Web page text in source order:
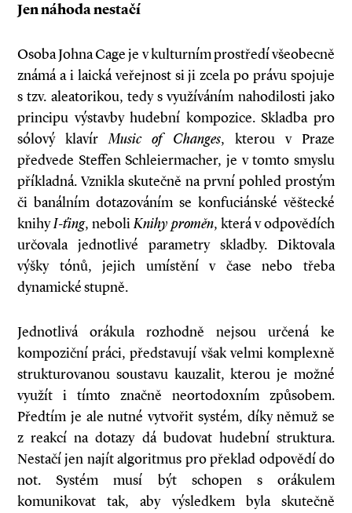
Jen náhoda nestačí
Osoba Johna Cage je v kulturním prostředí všeobecně
známá a i laická veřejnost si ji zcela po právu spojuje
s tzv. aleatorikou, tedy s využíváním nahodilosti jako
principu výstavby hudební kompozice. Skladba pro
sólový klavírMusic of Changes, kterou v Praze
předvede Steffen Schleiermacher, je v tomto smyslu
příkladná. Vznikla skutečně na první pohled prostým
či banálním dotazováním se konfuciánské věštecké
knihyI-ťing, neboliKnihy proměn, která v odpovědích
určovala jednotlivé parametry skladby. Diktovala
výšky tónů, jejich umístění v čase nebo třeba
dynamické stupně.
Jednotlivá orákula rozhodně nejsou určená ke
kompoziční práci, představují však velmi komplexně
strukturovanou soustavu kauzalit, kterou je možné
využít i tímto značně neortodoxním způsobem.
Předtím je ale nutné vytvořit systém, díky němuž se
z reakcí na dotazy dá budovat hudební struktura.
Nestačí jen najít algoritmus pro překlad odpovědí do
not. Systém musí být schopen s orákulem
komunikovat tak, aby výsledkem byla skutečně